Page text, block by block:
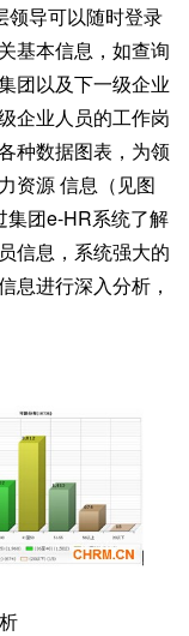
领导可以随时登录
基本信息，如查询
团以及下一级企业
企业人员的工作岗
种数据图表，为领
资源 信息（见图
集团e-HR系统了解
信息，系统强大的
息进行深入分析，